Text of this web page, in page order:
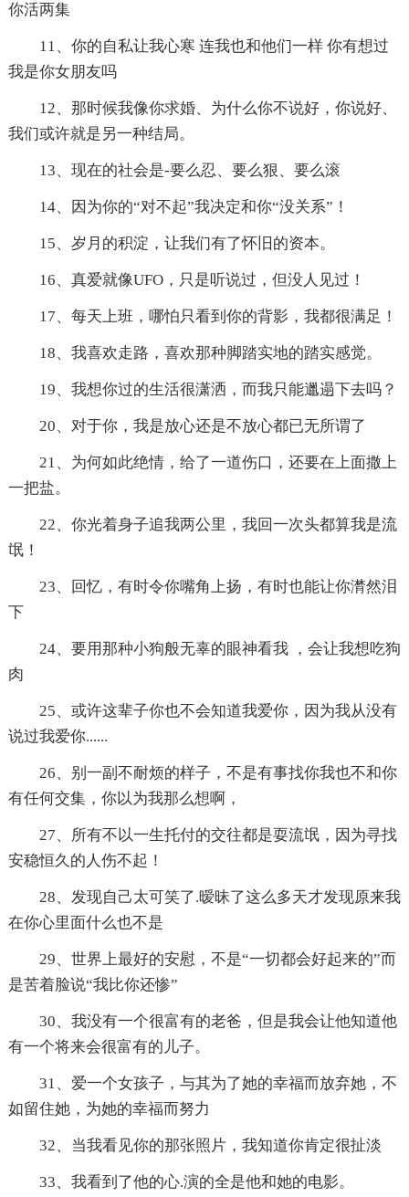
你活两集
11、你的自私让我心寒 连我也和他们一样 你有想过
我是你女朋友吗
12、那时候我像你求婚、为什么你不说好，你说好、
我们或许就是另一种结局。
13、现在的社会是-要么忍、要么狠、要么滚
14、因为你的“对不起”我决定和你“没关系”！
15、岁月的积淀，让我们有了怀旧的资本。
16、真爱就像UFO，只是听说过，但没人见过！
17、每天上班，哪怕只看到你的背影，我都很满足！
18、我喜欢走路，喜欢那种脚踏实地的踏实感觉。
19、我想你过的生活很潇洒，而我只能邋遢下去吗？
20、对于你，我是放心还是不放心都已无所谓了
21、为何如此绝情，给了一道伤口，还要在上面撒上
一把盐。
22、你光着身子追我两公里，我回一次头都算我是流
氓！
23、回忆，有时令你嘴角上扬，有时也能让你潸然泪
下
24、要用那种小狗般无辜的眼神看我 ，会让我想吃狗
肉
25、或许这辈子你也不会知道我爱你，因为我从没有
说过我爱你......
26、别一副不耐烦的样子，不是有事找你我也不和你
有任何交集，你以为我那么想啊，
27、所有不以一生托付的交往都是耍流氓，因为寻找
安稳恒久的人伤不起！
28、发现自己太可笑了.暧昧了这么多天才发现原来我
在你心里面什么也不是
29、世界上最好的安慰，不是“一切都会好起来的”而
是苦着脸说“我比你还惨”
30、我没有一个很富有的老爸，但是我会让他知道他
有一个将来会很富有的儿子。
31、爱一个女孩子，与其为了她的幸福而放弃她，不
如留住她，为她的幸福而努力
32、当我看见你的那张照片，我知道你肯定很扯淡
33、我看到了他的心.演的全是他和她的电影。